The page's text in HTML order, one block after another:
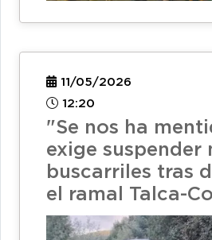
11/05/2026
12:20
"Se nos ha
exige suspender
buscarriles tras
el ramal Talca-